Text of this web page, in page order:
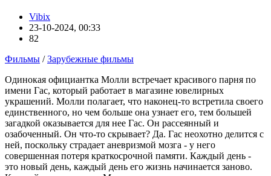
Vibix
23-10-2024, 00:33
82
Фильмы /Зарубежные фильмы
Одинокая официантка Молли встречает красивого парня по
имени Гас, который работает в магазине ювелирных
украшений. Молли полагает, что наконец-то встретила своего
единственного, но чем больше она узнает его, тем большей
загадкой оказывается для нее Гас. Он рассеянный и
озабоченный. Он что-то скрывает? Да. Гас неохотно делится с
ней, поскольку страдает аневризмой мозга - у него
совершенная потеря краткосрочной памяти. Каждый день -
это новый день, каждый день его жизнь начинается заново.